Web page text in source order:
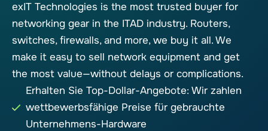
exIT Technologies is the most trusted buyer for
networking gear in the ITAD industry. Routers,
switches, firewalls, and more, we buy it all. We
make it easy to sell network equipment and get
the most value—without delays or complications.
Erhalten Sie Top-Dollar-Angebote: Wir zahlen
wettbewerbsfähige Preise für gebrauchte
Unternehmens-Hardware